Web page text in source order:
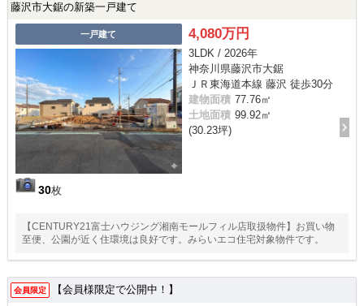
藤沢市大鋸の新築一戸建て
一戸建て
30枚
4,080万円
3LDK / 2026年
神奈川県藤沢市大鋸
ＪＲ東海道本線 藤沢 徒歩30分
建物面積 77.76㎡
土地面積 99.92㎡
(30.23坪)
【CENTURY21富士ハウジング湘南モールフィル店取扱物件】お買い物
至便、公園が近く住環境は良好です。みらいエコ住宅対象物件です。
会員限定 【会員様限定で公開中！】